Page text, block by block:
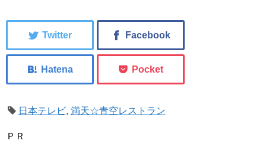
日本テレビ, 満天☆青空レストラン
ＰＲ